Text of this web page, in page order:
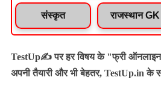
संस्कृत राजस्थान GK
TestUp✍️ पर हर विषय के "फ्री
अपनी तैयारी और भी बेहतर, TestUp.in के